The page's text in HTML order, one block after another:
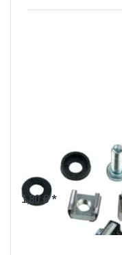
Montageset M6
19 Zoll-Technik
1,80 € *